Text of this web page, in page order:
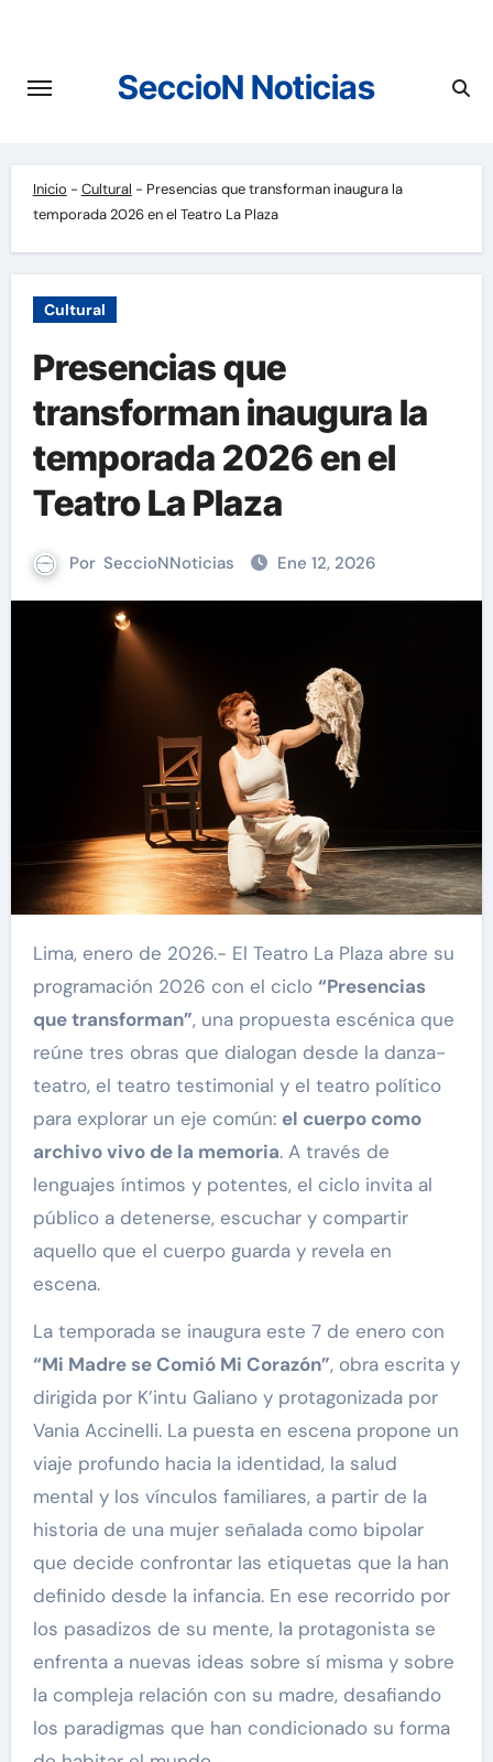
contenido
SeccioN Noticias
Inicio - Cultural - Presencias que transforman inaugura la
temporada 2026 en el Teatro La Plaza
Cultural
Presencias que
transforman inaugura la
temporada 2026 en el
Teatro La Plaza
Por SeccioNNoticias Ene 12, 2026
Lima, enero de 2026.- El Teatro La Plaza abre su
programación 2026 con el ciclo “Presencias
que transforman”, una propuesta escénica que
reúne tres obras que dialogan desde la danza-
teatro, el teatro testimonial y el teatro político
para explorar un eje común: el cuerpo como
archivo vivo de la memoria. A través de
lenguajes íntimos y potentes, el ciclo invita al
público a detenerse, escuchar y compartir
aquello que el cuerpo guarda y revela en
escena.
La temporada se inaugura este 7 de enero con
“Mi Madre se Comió Mi Corazón”, obra escrita y
dirigida por K’intu Galiano y protagonizada por
Vania Accinelli. La puesta en escena propone un
viaje profundo hacia la identidad, la salud
mental y los vínculos familiares, a partir de la
historia de una mujer señalada como bipolar
que decide confrontar las etiquetas que la han
definido desde la infancia. En ese recorrido por
los pasadizos de su mente, la protagonista se
enfrenta a nuevas ideas sobre sí misma y sobre
la compleja relación con su madre, desafiando
los paradigmas que han condicionado su forma